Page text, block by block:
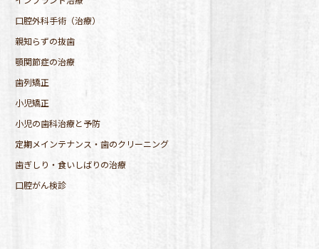
口腔外科手術（治療）
親知らずの抜歯
顎関節症の治療
歯列矯正
小児矯正
小児の歯科治療と予防
定期メインテナンス・歯のクリーニング
歯ぎしり・食いしばりの治療
口腔がん検診